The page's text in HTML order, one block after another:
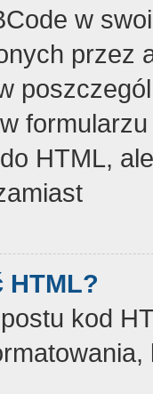
w
przez
HTML,
HTML?
kod